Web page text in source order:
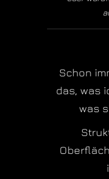
Schon
das, was
was